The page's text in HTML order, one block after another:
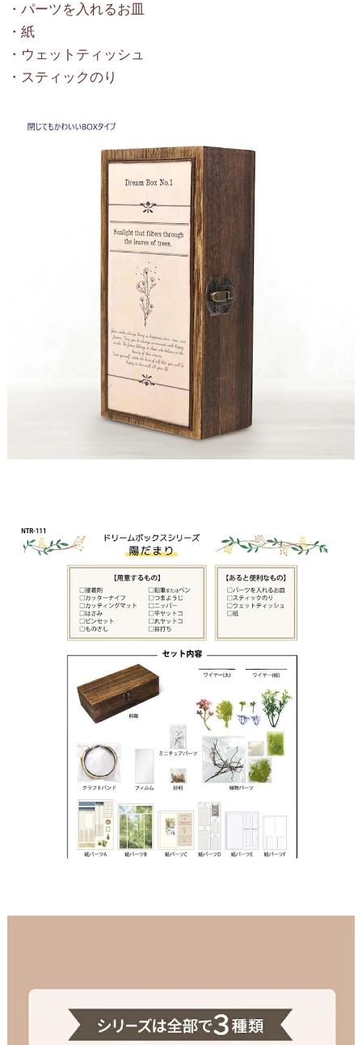
・パーツを入れるお皿
・紙
・ウェットティッシュ
・スティックのり